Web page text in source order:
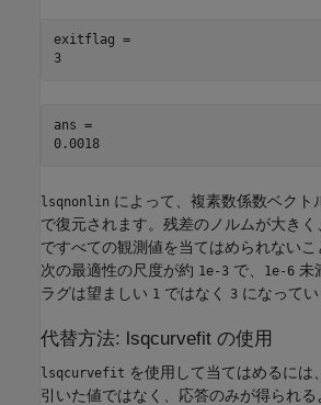
exitflag =
3
ans =
0.0018
lsqnonlin によって、複素数係数ベクト
で復元されます。残差のノルムが大き
ですべての観測値を当てはめられない
次の最適性の尺度が約 1e-3 で、 1e-6 未
ラグは望ましい 1 ではなく 3 になってい
代替方法: lsqcurvefit の使用
lsqcurvefit を使用して当てはめるには
引いた値ではなく、応答のみが得られ